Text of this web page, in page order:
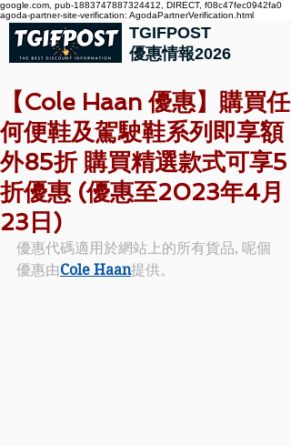
google.com, pub-1883747887324412, DIRECT, f08c47fec0942fa0
agoda-partner-site-verification: AgodaPartnerVerification.html
TGIFPOST
優惠情報2026
【Cole Haan 優惠】購買任
何便鞋及駕駛鞋系列即享額
外85折 購買精選款式可享5
折優惠 (優惠至2023年4月
23日)
優惠代碼適用於網站上的所有貨品, 呢個
優惠由Cole Haan提供。